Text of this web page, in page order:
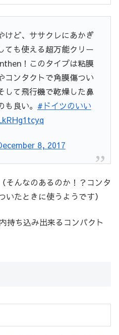
けど、ササクレにあかぎ
ても使える超万能クリー
！このタイプは粘膜
コンタクトで角膜傷つい
して飛行機で乾燥した鼻
良い。 #ドイツのいい
8, 2017
そんなのあるのか！？コンタ
たときに使うようです）
持ち込み出来るコンパクト